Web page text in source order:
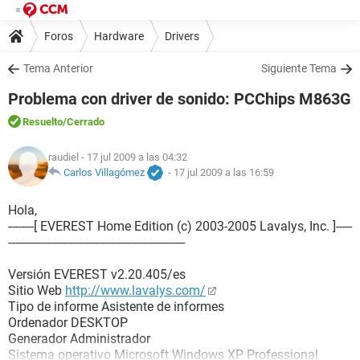
Foros Hardware Drivers
Tema Anterior Siguiente Tema
Problema con driver de sonido: PCChips M863G
Resuelto/Cerrado
raudiel - 17 jul 2009 a las 04:32
Carlos Villagómez
- 17 jul 2009 a las 16:59
Hola,
--------[ EVEREST Home Edition (c) 2003-2005 Lavalys, Inc. ]-----
-------------------------------------------------------
Versión EVEREST v2.20.405/es
Sitio Web http://www.lavalys.com/
Tipo de informe Asistente de informes
Ordenador DESKTOP
Generador Administrador
Sistema operativo Microsoft Windows XP Professional